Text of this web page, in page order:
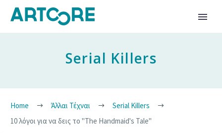
Serial Killers
Home Άλλαι Τέχναι
Serial Killers
10 λόγοι για να δεις το "The Handmaid's Tale"